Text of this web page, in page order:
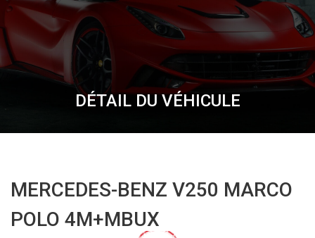
DÉTAIL DU VÉHICULE
MERCEDES-BENZ V250 MARCO
POLO 4M+MBUX